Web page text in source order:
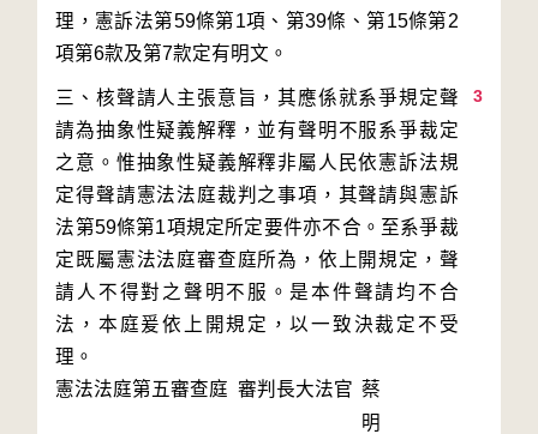
理，憲訴法第59條第1項、第39條、第15條第2
3
三、核聲請人主張意旨，其應係就系爭規定聲
請為抽象性疑義解釋，並有聲明不服系爭裁定
之意。惟抽象性疑義解釋非屬人民依憲訴法規
定得聲請憲法法庭裁判之事項，其聲請與憲訴
法第59條第1項規定所定要件亦不合。至系爭裁
定既屬憲法法庭審查庭所為，依上開規定，聲
請人不得對之聲明不服。是本件聲請均不合
法，本庭爰依上開規定，以一致決裁定不受
理。
憲法法庭第五審查庭 審判長大法官 蔡
明